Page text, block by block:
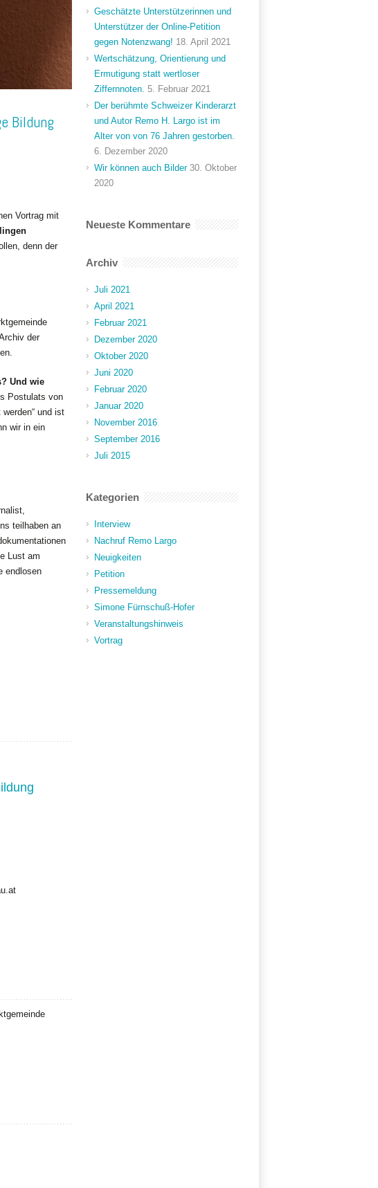
Bildung
Vortrag mit
denn der
der
Und wie
Postulats von
und ist
wir in ein
teilhaben an
Lust am
endlosen
Geschätzte Unterstützerinnen und
Unterstützer der Online-Petition
gegen Notenzwang! 18. April 2021
Wertschätzung, Orientierung und
Ermutigung statt wertloser
Ziffernnoten. 5. Februar 2021
Der berühmte Schweizer Kinderarzt
und Autor Remo H. Largo ist im
Alter von von 76 Jahren gestorben.
6. Dezember 2020
Wir können auch Bilder 30. Oktober
2020
Neueste Kommentare
Archiv
Juli 2021
April 2021
Februar 2021
Dezember 2020
Oktober 2020
Juni 2020
Februar 2020
Januar 2020
November 2016
September 2016
Juli 2015
Kategorien
Interview
Nachruf Remo Largo
Neuigkeiten
Petition
Pressemeldung
Simone Fürnschuß-Hofer
Veranstaltungshinweis
Vortrag